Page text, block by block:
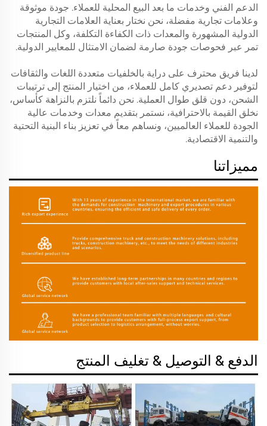
الدعم الفني وخدمات ما بعد البيع المحلية للعملاء. جودة موثوقة
وعلامات تجارية مفضلة، نحن نختار بعناية العلامات التجارية
الدولية المشهورة والمعدات ذات الكفاءة التكلفة، وكل المنتجات
تمر عبر فحوصات جودة صارمة لضمان الامتثال للمعايير الدولية.
لدينا فريق محترف على دراية بالخلفيات متعددة اللغات والثقافات
لتوفير دعم تصديري كامل للعملاء، من اختيار المنتج إلى ترتيبات
الشحن، دون قلق طوال العملية. نحن دائماً نلتزم بالنزاهة كأساس،
نخلق القيمة بالاحترافية، نستمر بتقديم معدات وخدمات عالية
الجودة للعملاء العالميين، ونساهم معاً في تعزيز بناء البنية التحتية
والتنمية الاقتصادية.
مميزاتنا
الدفع & التوصيل & تغليف المنتج